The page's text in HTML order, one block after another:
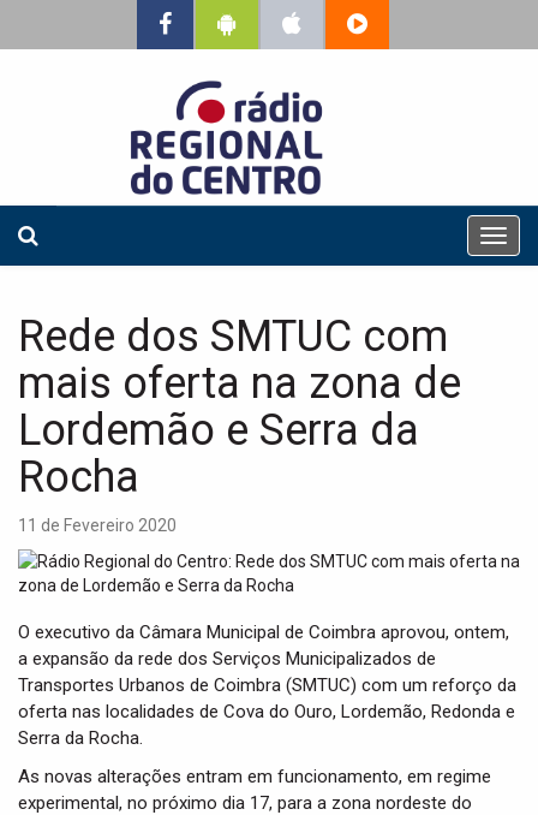
T
o
i
Rede dos SMTUC com
mais oferta na zona de
Lordemão e Serra da
Rocha
11 de Fevereiro 2020
O executivo da Câmara Municipal de Coimbra aprovou, ontem,
a expansão da rede dos Serviços Municipalizados de
Transportes Urbanos de Coimbra (SMTUC) com um reforço da
oferta nas localidades de Cova do Ouro, Lordemão, Redonda e
Serra da Rocha.
As novas alterações entram em funcionamento, em regime
experimental, no próximo dia 17, para a zona nordeste do